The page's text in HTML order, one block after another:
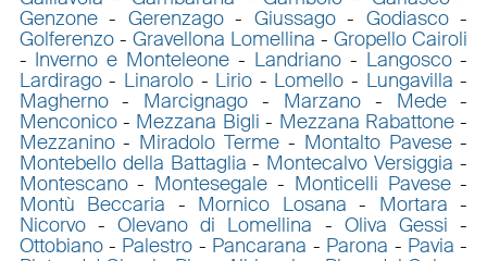
Genzone- Gerenzago- Giussago- Godiasco-
Golferenzo- Gravellona Lomellina -Gropello Cairoli
- Inverno e Monteleone - Landriano- Langosco-
Lardirago- Linarolo- Lirio - Lomello - Lungavilla -
Magherno- Marcignago - Marzano- Mede-
Menconico- Mezzana Bigli - Mezzana Rabattone -
Mezzanino- Miradolo Terme - Montalto Pavese-
Montebello della Battaglia - Montecalvo Versiggia -
Montescano- Montesegale - Monticelli Pavese-
Montù Beccaria - Mornico Losana - Mortara -
Nicorvo-Olevano di Lomellina - Oliva Gessi -
Ottobiano- Palestro - Pancarana - Parona - Pavia -